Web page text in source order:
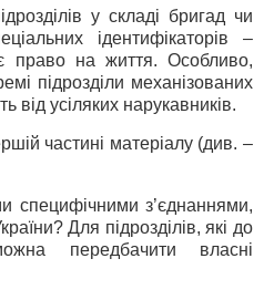
у складі бригад чи
ідентифікаторів –
право на життя. Особливо,
підрозділи механізованих
від усіляких нарукавників.
частині матеріалу (див. –
специфічними з’єднаннями,
Для підрозділів, які до
передбачити власні